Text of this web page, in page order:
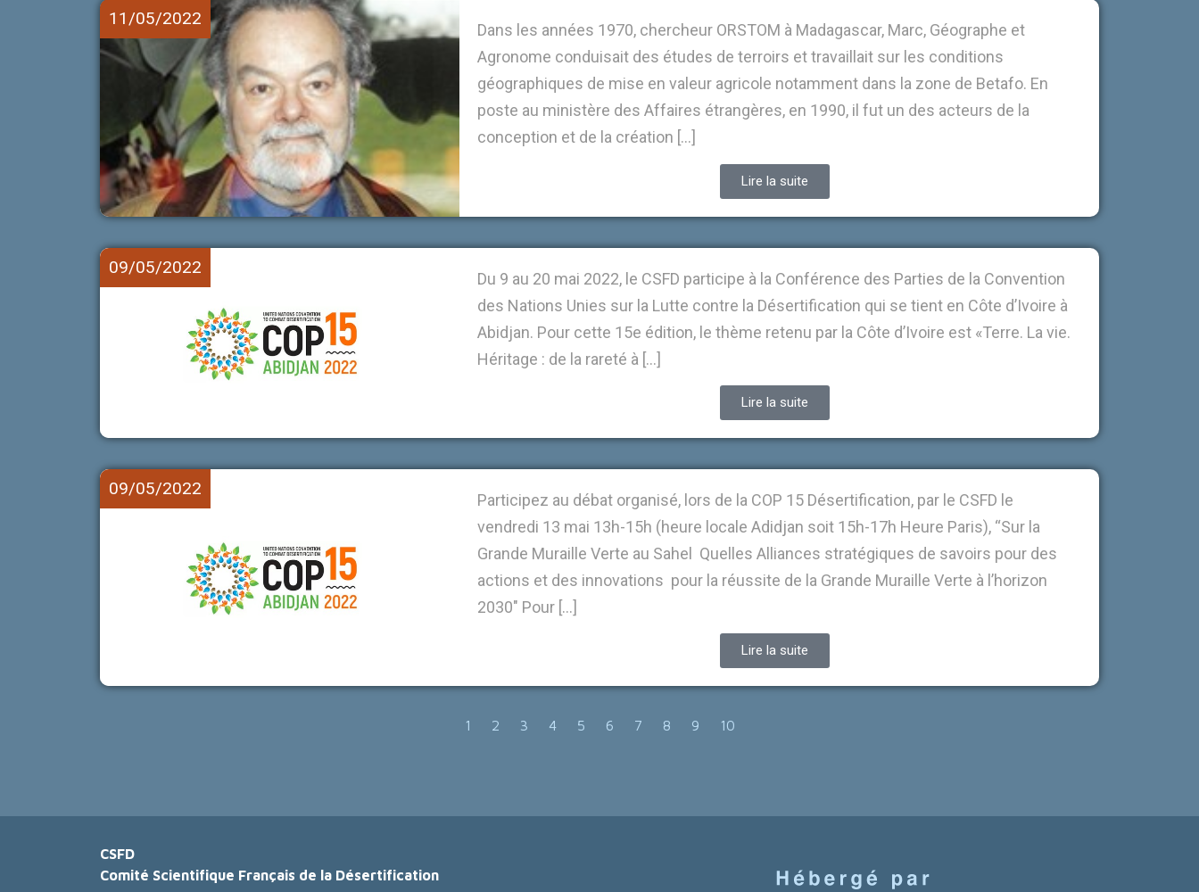
11/05/2022
Dans les années 1970, chercheur ORSTOM à Madagascar, Marc, Géographe et
Agronome conduisait des études de terroirs et travaillait sur les conditions
géographiques de mise en valeur agricole notamment dans la zone de Betafo. En
poste au ministère des Affaires étrangères, en 1990, il fut un des acteurs de la
conception et de la création […]
Lire la suite
09/05/2022
Du 9 au 20 mai 2022, le CSFD participe à la Conférence des Parties de la Convention
des Nations Unies sur la Lutte contre la Désertification qui se tient en Côte d’Ivoire à
Abidjan. Pour cette 15e édition, le thème retenu par la Côte d’Ivoire est «Terre. La vie.
Héritage : de la rareté à […]
Lire la suite
09/05/2022
Participez au débat organisé, lors de la COP 15 Désertification, par le CSFD le
vendredi 13 mai 13h-15h (heure locale Adidjan soit 15h-17h Heure Paris), “Sur la
Grande Muraille Verte au Sahel Quelles Alliances stratégiques de savoirs pour des
actions et des innovations pour la réussite de la Grande Muraille Verte à l’horizon
2030″ Pour […]
Lire la suite
1 2 3 4 5 6 7 8 9 10
CSFD
Comité Scientifique Français de la Désertification